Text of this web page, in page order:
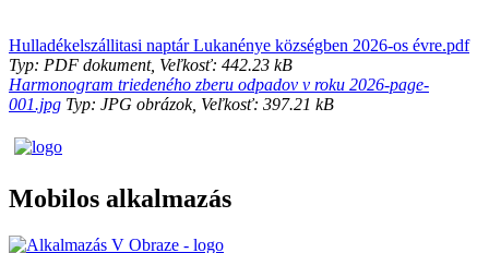
Hulladékelszállitasi naptár Lukanénye községben 2026-os évre.pdf
Typ: PDF dokument, Veľkosť: 442.23 kB
Harmonogram triedeného zberu odpadov v roku 2026-page-
001.jpg Typ: JPG obrázok, Veľkosť: 397.21 kB
Mobilos alkalmazás